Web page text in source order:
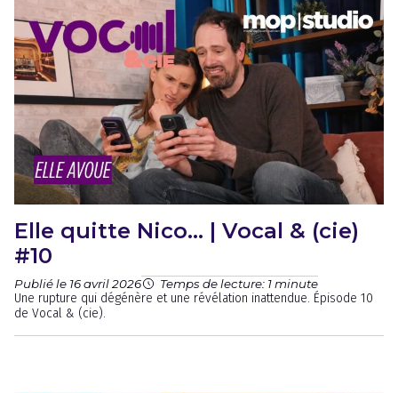
Elle quitte Nico… | Vocal & (cie)
#10
Publié le 16 avril 2026 Temps de lecture: 1 minute
Une rupture qui dégénère et une révélation inattendue. Épisode 10
de Vocal & (cie).